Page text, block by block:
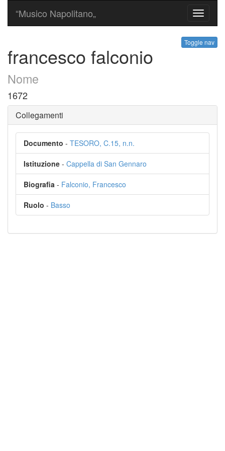
Toggle
“Musico Napolitano„
Toggle nav
francesco falconio
Nome
1672
Collegamenti
Documento - TESORO, C.15, n.n.
Istituzione - Cappella di San Gennaro
Biografia - Falconio, Francesco
Ruolo - Basso